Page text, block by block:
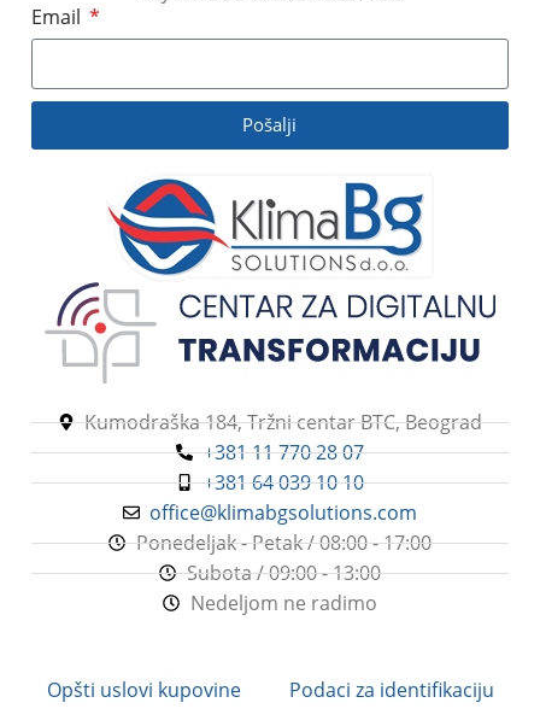
Email
Pošalji
Kumodraška 184, Tržni centar BTC, Beograd
+381 11 770 28 07
+381 64 039 10 10
office@klimabgsolutions.com
Ponedeljak - Petak / 08:00 - 17:00
Subota / 09:00 - 13:00
Nedeljom ne radimo
Opšti uslovi kupovine Podaci za identifikaciju